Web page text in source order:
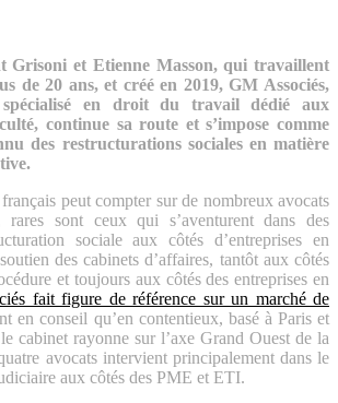
Grisoni et Etienne Masson, qui travaillent
de 20 ans, et créé en 2019, GM Associés,
spécialisé en droit du travail dédié aux
continue sa route et s’impose comme
des restructurations sociales en matière
peut compter sur de nombreux avocats
sont ceux qui s’aventurent dans des
sociale aux côtés d’entreprises en
des cabinets d’affaires, tantôt aux côtés
et toujours aux côtés des entreprises en
fait figure de référence sur un marché de
en conseil qu’en contentieux, basé à Paris et
cabinet rayonne sur l’axe Grand Ouest de la
avocats intervient principalement dans le
aux côtés des PME et ETI.